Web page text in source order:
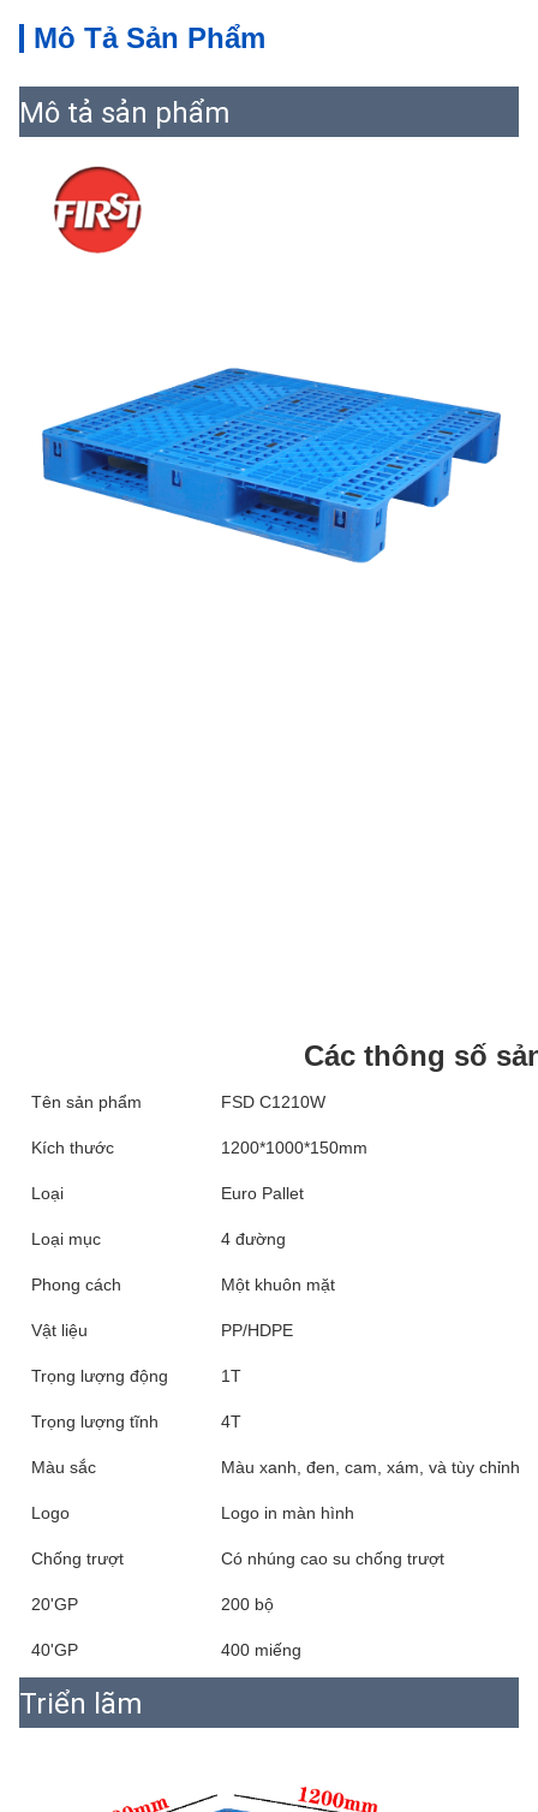
Mô Tả Sản Phẩm
Mô tả sản phẩm
Các thông số
Tên sản phẩm FSD C1210W
Kích thước 1200*1000*150mm
Loại Euro Pallet
Loại mục 4 đường
Phong cách Một khuôn mặt
Vật liệu PP/HDPE
Trọng lượng động 1T
Trọng lượng tĩnh 4T
Màu sắc Màu xanh, đen, cam, xám, và tùy chỉnh
Logo Logo in màn hình
Chống trượt Có nhúng cao su chống trượt
20'GP 200 bộ
40'GP 400 miếng
Triển lãm